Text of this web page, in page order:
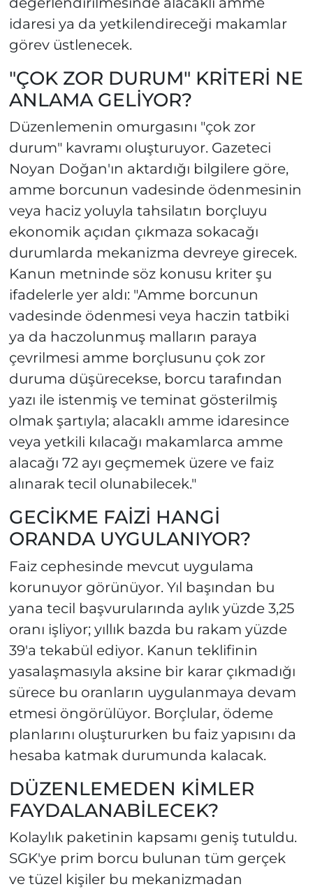
idaresi ya da yetkilendireceği makamlar
görev üstlenecek.
"ÇOK ZOR DURUM" KRİTERİ NE
ANLAMA GELİYOR?
Düzenlemenin omurgasını "çok zor
durum" kavramı oluşturuyor. Gazeteci
Noyan Doğan'ın aktardığı bilgilere göre,
amme borcunun vadesinde ödenmesinin
veya haciz yoluyla tahsilatın borçluyu
ekonomik açıdan çıkmaza sokacağı
durumlarda mekanizma devreye girecek.
Kanun metninde söz konusu kriter şu
ifadelerle yer aldı: "Amme borcunun
vadesinde ödenmesi veya haczin tatbiki
ya da haczolunmuş malların paraya
çevrilmesi amme borçlusunu çok zor
duruma düşürecekse, borcu tarafından
yazı ile istenmiş ve teminat gösterilmiş
olmak şartıyla; alacaklı amme idaresince
veya yetkili kılacağı makamlarca amme
alacağı 72 ayı geçmemek üzere ve faiz
alınarak tecil olunabilecek."
GECİKME FAİZİ HANGİ
ORANDA UYGULANIYOR?
Faiz cephesinde mevcut uygulama
korunuyor görünüyor. Yıl başından bu
yana tecil başvurularında aylık yüzde 3,25
oranı işliyor; yıllık bazda bu rakam yüzde
39'a tekabül ediyor. Kanun teklifinin
yasalaşmasıyla aksine bir karar çıkmadığı
sürece bu oranların uygulanmaya devam
etmesi öngörülüyor. Borçlular, ödeme
planlarını oluştururken bu faiz yapısını da
hesaba katmak durumunda kalacak.
DÜZENLEMEDEN KİMLER
FAYDALANABİLECEK?
Kolaylık paketinin kapsamı geniş tutuldu.
SGK'ye prim borcu bulunan tüm gerçek
ve tüzel kişiler bu mekanizmadan